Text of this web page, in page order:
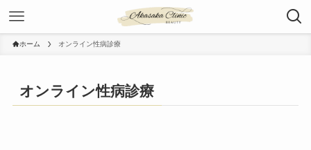
ホーム オンライン性病診療
オンライン性病診療